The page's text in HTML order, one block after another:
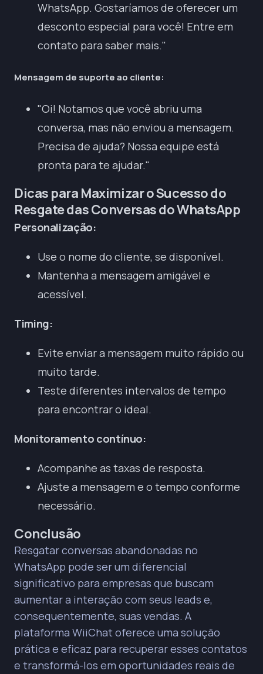
WhatsApp. Gostaríamos de oferecer um
desconto especial para você! Entre em
contato para saber mais."
Mensagem de suporte ao cliente:
"Oi! Notamos que você abriu uma
conversa, mas não enviou a mensagem.
Precisa de ajuda? Nossa equipe está
pronta para te ajudar."
Dicas para Maximizar o Sucesso do
Resgate das Conversas do WhatsApp
Personalização:
Use o nome do cliente, se disponível.
Mantenha a mensagem amigável e
acessível.
Timing:
Evite enviar a mensagem muito rápido ou
muito tarde.
Teste diferentes intervalos de tempo
para encontrar o ideal.
Monitoramento contínuo:
Acompanhe as taxas de resposta.
Ajuste a mensagem e o tempo conforme
necessário.
Conclusão
Resgatar conversas abandonadas no
WhatsApp pode ser um diferencial
significativo para empresas que buscam
aumentar a interação com seus leads e,
consequentemente, suas vendas. A
plataforma WiiChat oferece uma solução
prática e eficaz para recuperar esses contatos
e transformá-los em oportunidades reais de